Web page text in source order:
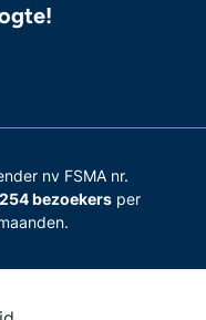
nv FSMA nr.
bezoekersper